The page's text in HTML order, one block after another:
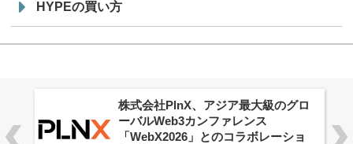
HYPEの買い方
株式会社PlnX、アジア最大級のグロ
ーバルWeb3カンファレンス
「WebX2026」とのコラボレーショ